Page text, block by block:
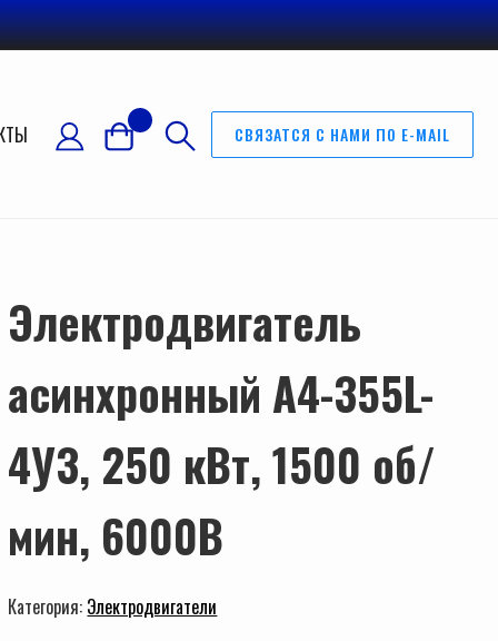
СВЯЗАТСЯ С НАМИ ПО E-MAIL
Электродвигатель
асинхронный А4-355L-
4У3, 250 кВт, 1500 об/
мин, 6000В
Категория: Электродвигатели